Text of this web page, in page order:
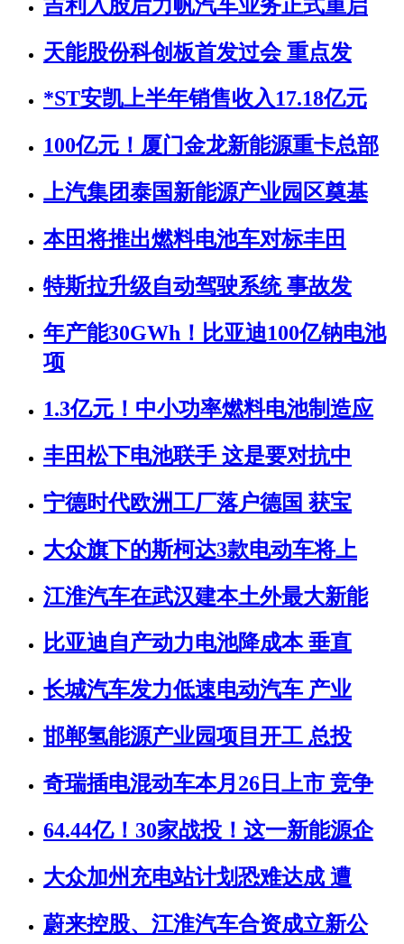
吉利入股后力帆汽车业务正式重启
天能股份科创板首发过会 重点发
*ST安凯上半年销售收入17.18亿元
100亿元！厦门金龙新能源重卡总部
上汽集团泰国新能源产业园区奠基
本田将推出燃料电池车对标丰田
特斯拉升级自动驾驶系统 事故发
年产能30GWh！比亚迪100亿钠电池
项
1.3亿元！中小功率燃料电池制造应
丰田松下电池联手 这是要对抗中
宁德时代欧洲工厂落户德国 获宝
大众旗下的斯柯达3款电动车将上
江淮汽车在武汉建本土外最大新能
比亚迪自产动力电池降成本 垂直
长城汽车发力低速电动汽车 产业
邯郸氢能源产业园项目开工 总投
奇瑞插电混动车本月26日上市 竞争
64.44亿！30家战投！这一新能源企
大众加州充电站计划恐难达成 遭
蔚来控股、江淮汽车合资成立新公